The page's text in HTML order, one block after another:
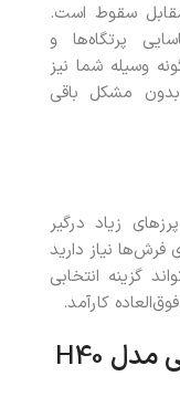
سقوط است.
پرتگاه‌ها و
وسیله شما نیز
مشکل باقی
زیاد درگیر
فرش‌ها نیاز دارید
گزینه انتخابی
کارآمد.
مدل